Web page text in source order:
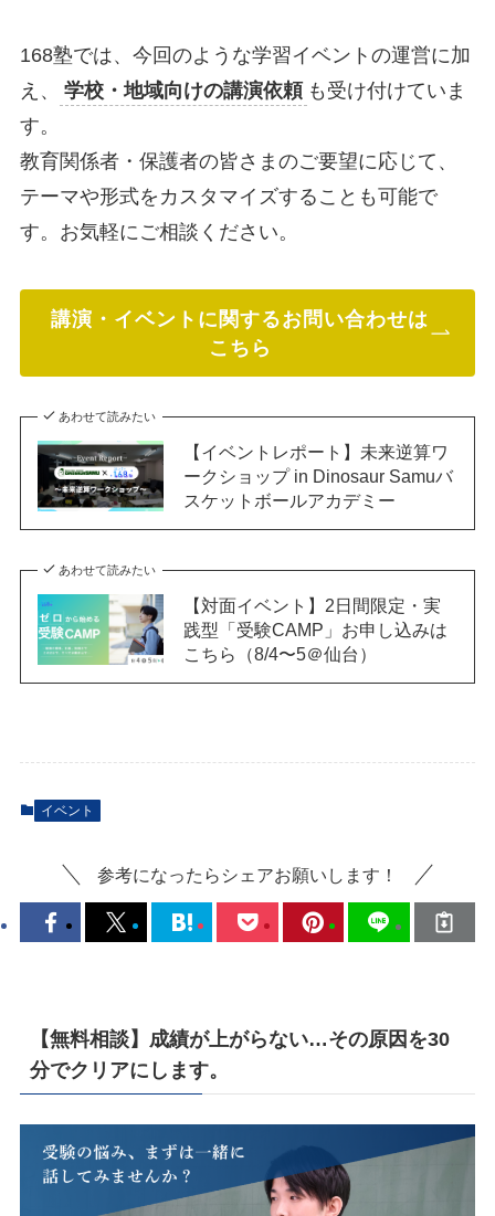
168塾では、今回のような学習イベントの運営に加
え、
学校・地域向けの講演依頼 も受け付けていま
す。
教育関係者・保護者の皆さまのご要望に応じて、
テーマや形式をカスタマイズすることも可能で
す。お気軽にご相談ください。
講演・イベントに関するお問い合わせは
こちら
あわせて読みたい
【イベントレポート】未来逆算ワ
ークショップ in Dinosaur Samuバ
スケットボールアカデミー
あわせて読みたい
【対面イベント】2日間限定・実
践型「受験CAMP」お申し込みは
こちら（8/4〜5＠仙台）
イベント
参考になったらシェアお願いします！
【無料相談】成績が上がらない…その原因を30
分でクリアにします。